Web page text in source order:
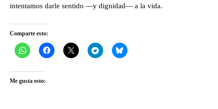
intentamos darle sentido —y dignidad— a la vida.
Comparte esto:
Me gusta esto: